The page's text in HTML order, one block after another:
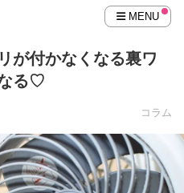
MENU
が付かなくなる裏ワ
る♡
コラム